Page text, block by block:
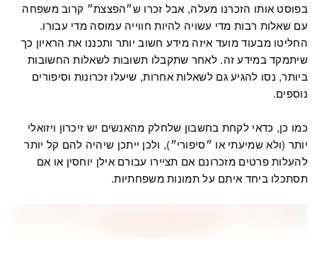
בפוסט אותו הזכרנו מעלה, אבל זכרו ש״הפצצת״ קרוב משפחה
עם שאלות רבות מדי עשויה להיות חווייה עמוסה מדי עבורו.
החליטו מבעוד מועד איזה מידע חשוב יותר ותכננו את הראיון כך
שיתמקד במידע זה. לאחר שתקבלו תשובות לשאלות החשובות
ביותר, נסו להגיע גם לשאלות אחרות, שיעלו זכרונות וסיפורים
נוספים.
כמו כן, כדאי לקחת בחשבון שלחלק מהאנשים יש זיכרון ויזואלי
יותר (ולא שמיעתי או ״סיפורי״), ולכן ייתכן שיהיה להם קל יותר
להעלות פרטים מזכרונם אם תציירו עבורם אילן יוחסין או אם
תסתכלו ביחד איתם על תמונות משפחתיות.